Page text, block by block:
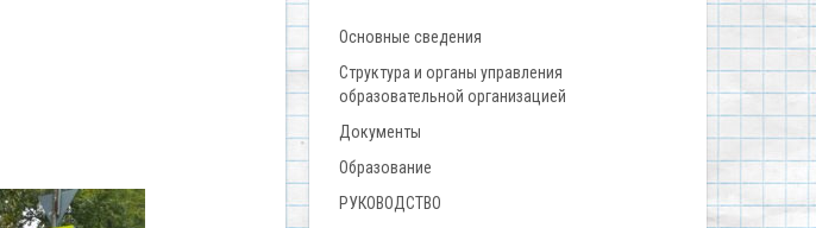
Основные сведения
Структура и органы управления
образовательной организацией
Документы
Образование
РУКОВОДСТВО